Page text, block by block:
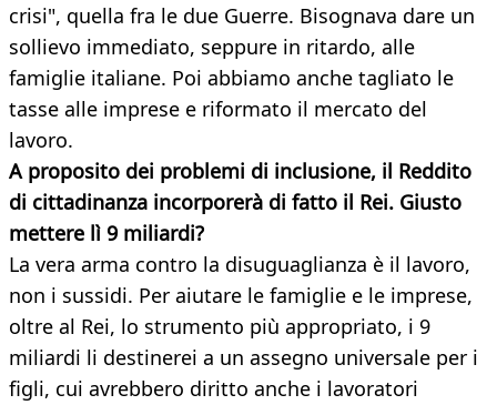
crisi", quella fra le due Guerre. Bisognava dare un
sollievo immediato, seppure in ritardo, alle
famiglie italiane. Poi abbiamo anche tagliato le
tasse alle imprese e riformato il mercato del
lavoro.
A proposito dei problemi di inclusione, il Reddito
di cittadinanza incorporerà di fatto il Rei. Giusto
mettere lì 9 miliardi?
La vera arma contro la disuguaglianza è il lavoro,
non i sussidi. Per aiutare le famiglie e le imprese,
oltre al Rei, lo strumento più appropriato, i 9
miliardi li destinerei a un assegno universale per i
figli, cui avrebbero diritto anche i lavoratori